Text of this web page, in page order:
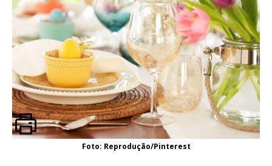
Foto: Reprodução/Pinterest